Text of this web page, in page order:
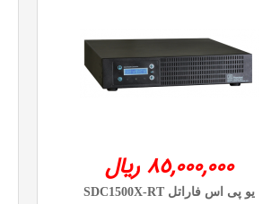
85,000,000 ریال
یو پی اس فاراتل SDC1500X-RT